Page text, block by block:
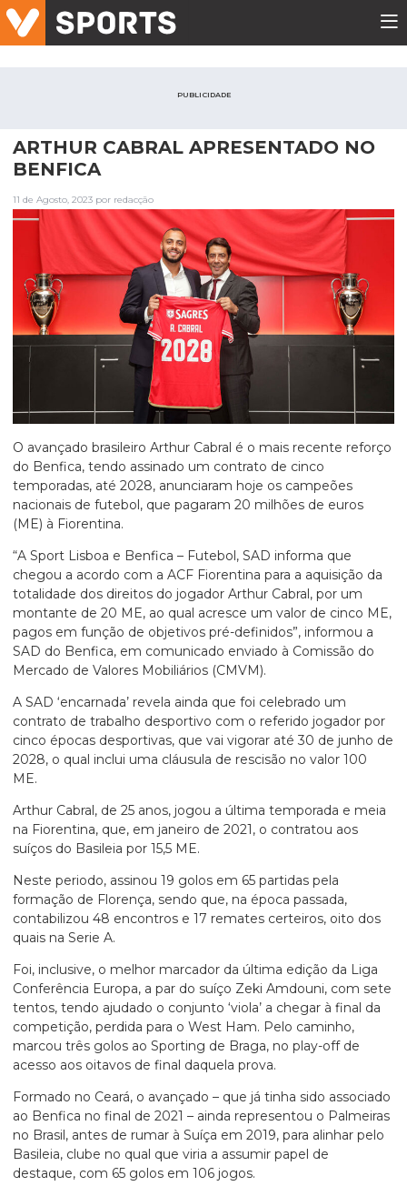
PUBLICIDADE
ARTHUR CABRAL APRESENTADO NO
BENFICA
11 de Agosto, 2023 por redacção
O avançado brasileiro Arthur Cabral é o mais recente reforço
do Benfica, tendo assinado um contrato de cinco
temporadas, até 2028, anunciaram hoje os campeões
nacionais de futebol, que pagaram 20 milhões de euros
(ME) à Fiorentina.
“A Sport Lisboa e Benfica – Futebol, SAD informa que
chegou a acordo com a ACF Fiorentina para a aquisição da
totalidade dos direitos do jogador Arthur Cabral, por um
montante de 20 ME, ao qual acresce um valor de cinco ME,
pagos em função de objetivos pré-definidos”, informou a
SAD do Benfica, em comunicado enviado à Comissão do
Mercado de Valores Mobiliários (CMVM).
A SAD ‘encarnada’ revela ainda que foi celebrado um
contrato de trabalho desportivo com o referido jogador por
cinco épocas desportivas, que vai vigorar até 30 de junho de
2028, o qual inclui uma cláusula de rescisão no valor 100
ME.
Arthur Cabral, de 25 anos, jogou a última temporada e meia
na Fiorentina, que, em janeiro de 2021, o contratou aos
suíços do Basileia por 15,5 ME.
Neste periodo, assinou 19 golos em 65 partidas pela
formação de Florença, sendo que, na época passada,
contabilizou 48 encontros e 17 remates certeiros, oito dos
quais na Serie A.
Foi, inclusive, o melhor marcador da última edição da Liga
Conferência Europa, a par do suíço Zeki Amdouni, com sete
tentos, tendo ajudado o conjunto ‘viola’ a chegar à final da
competição, perdida para o West Ham. Pelo caminho,
marcou três golos ao Sporting de Braga, no play-off de
acesso aos oitavos de final daquela prova.
Formado no Ceará, o avançado – que já tinha sido associado
ao Benfica no final de 2021 – ainda representou o Palmeiras
no Brasil, antes de rumar à Suíça em 2019, para alinhar pelo
Basileia, clube no qual que viria a assumir papel de
destaque, com 65 golos em 106 jogos.